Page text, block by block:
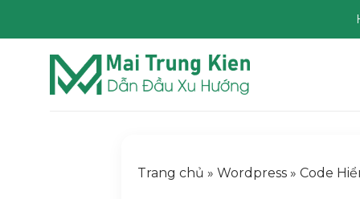
Trang chủ »Wordpress »Code